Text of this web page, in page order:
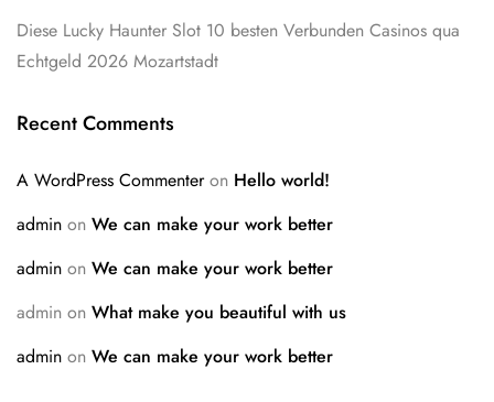
Diese Lucky Haunter Slot 10 besten Verbunden Casinos qua
Echtgeld 2026 Mozartstadt
Recent Comments
A WordPress Commenteron Hello world!
admin on We can make your work better
admin on We can make your work better
admin on What make you beautiful with us
admin on We can make your work better